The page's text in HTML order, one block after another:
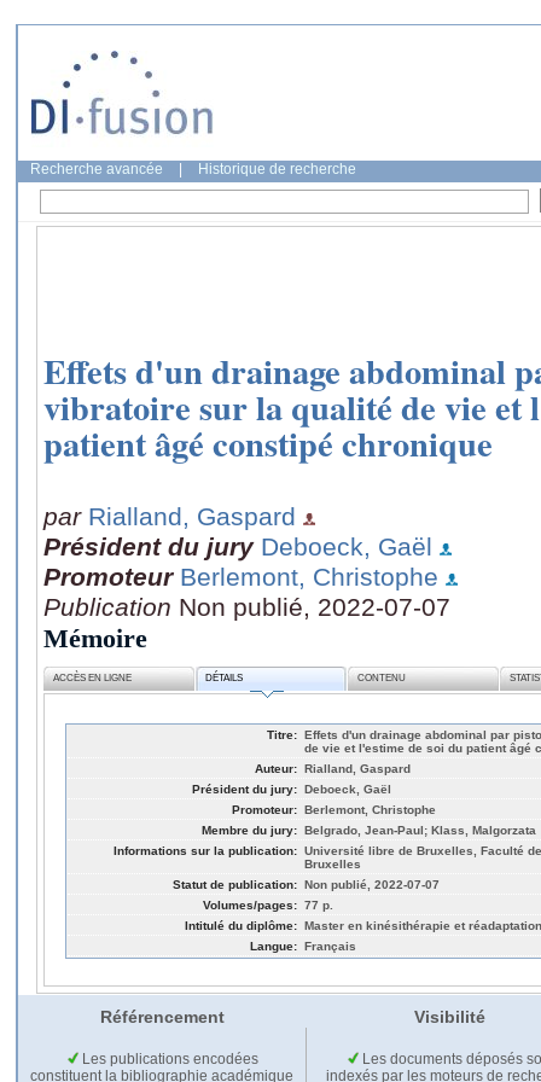
Recherche avancée Historique de recherche
Effets d'un drainage abdominal
vibratoire sur la qualité de vie et
patient âgé constipé chronique
par Rialland, Gaspard
Président du jury Deboeck, Gaël
Promoteur Berlemont, Christophe
Publication Non publié, 2022-07-07
Mémoire
ACCÈS EN LIGNE DÉTAILS CONTENU
Titre: Effets d'un drainage abdominal par
de vie et l'estime de soi du patient âgé
Auteur: Rialland, Gaspard
Président du jury: Deboeck, Gaël
Promoteur: Berlemont, Christophe
Membre du jury: Belgrado, Jean-Paul; Klass, Malgorzata
Informations sur la publication: Université libre de Bruxelles, Faculté
Bruxelles
Statut de publication: Non publié, 2022-07-07
Volumes/pages: 77 p.
Intitulé du diplôme: Master en kinésithérapie et réadaptation
Langue: Français
Référencement Visibilité
Les publications encodées
constituent la bibliographie académique
Les documents déposés
indexés par les moteurs de